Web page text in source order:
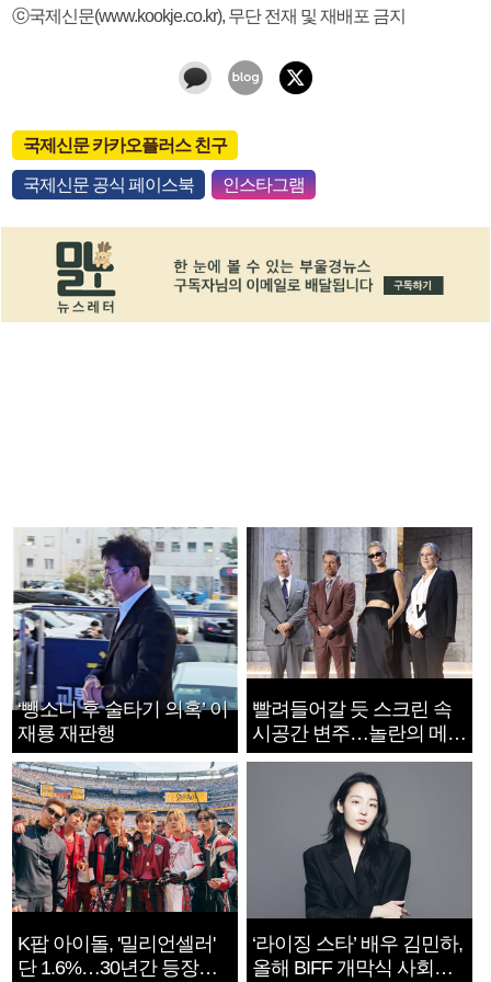
ⓒ국제신문(www.kookje.co.kr), 무단 전재 및 재배포 금지
국제신문 카카오플러스 친구
국제신문 공식 페이스북 인스타그램
‘뺑소니 후 술타기 의혹’ 이
재룡 재판행
빨려들어갈 듯 스크린 속
시공간 변주…놀란의 메시
지는 ‘전쟁 속죄’
K팝 아이돌, '밀리언셀러'
단 1.6%…30년간 등장
‘라이징 스타’ 배우 김민하,
올해 BIFF 개막식 사회자